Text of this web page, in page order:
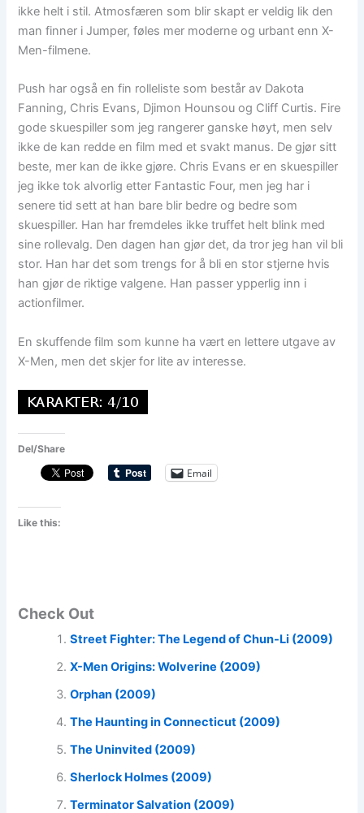
ikke helt i stil. Atmosfæren som blir skapt er veldig lik den
man finner i Jumper, føles mer moderne og urbant enn X-
Men-filmene.
Push har også en fin rolleliste som består av Dakota
Fanning, Chris Evans, Djimon Hounsou og Cliff Curtis. Fire
gode skuespiller som jeg rangerer ganske høyt, men selv
ikke de kan redde en film med et svakt manus. De gjør sitt
beste, mer kan de ikke gjøre. Chris Evans er en skuespiller
jeg ikke tok alvorlig etter Fantastic Four, men jeg har i
senere tid sett at han bare blir bedre og bedre som
skuespiller. Han har fremdeles ikke truffet helt blink med
sine rollevalg. Den dagen han gjør det, da tror jeg han vil bli
stor. Han har det som trengs for å bli en stor stjerne hvis
han gjør de riktige valgene. Han passer ypperlig inn i
actionfilmer.
En skuffende film som kunne ha vært en lettere utgave av
X-Men, men det skjer for lite av interesse.
Del/Share
Email
Like this:
Check Out
Street Fighter: The Legend of Chun-Li (2009)
X-Men Origins: Wolverine (2009)
Orphan (2009)
The Haunting in Connecticut (2009)
The Uninvited (2009)
Sherlock Holmes (2009)
Terminator Salvation (2009)